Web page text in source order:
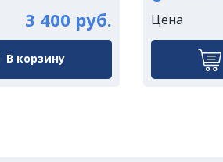
3 400 руб.
В корзину
Цена